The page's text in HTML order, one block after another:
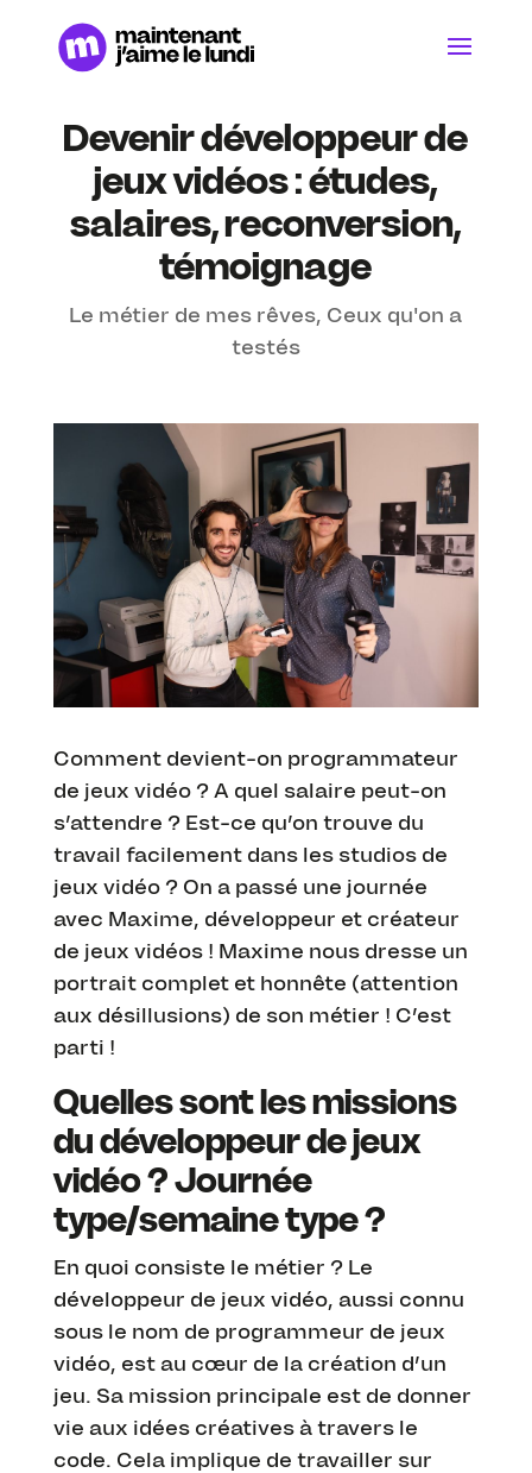
Devenir développeur de
jeux vidéos : études,
salaires, reconversion,
témoignage
Le métier de mes rêves, Ceux qu'on a
testés
Comment devient-on programmateur
de jeux vidéo ? A quel salaire peut-on
s’attendre ? Est-ce qu’on trouve du
travail facilement dans les studios de
jeux vidéo ? On a passé une journée
avec Maxime, développeur et créateur
de jeux vidéos ! Maxime nous dresse un
portrait complet et honnête (attention
aux désillusions) de son métier ! C’est
parti !
Quelles sont les missions
du développeur de jeux
vidéo ? Journée
type/semaine type ?
En quoi consiste le métier ? Le
développeur de jeux vidéo, aussi connu
sous le nom de programmeur de jeux
vidéo, est au cœur de la création d’un
jeu. Sa mission principale est de donner
vie aux idées créatives à travers le
code. Cela implique de travailler sur